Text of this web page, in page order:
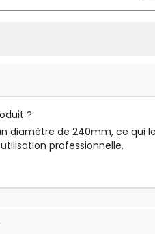
?
diamètre de 240mm, ce qui le
professionnelle.